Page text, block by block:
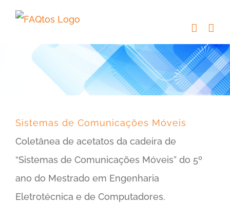
Skip
Sistemas de Comunicações Móveis
Coletânea de acetatos da cadeira de
“Sistemas de Comunicações Móveis” do 5º
ano do Mestrado em Engenharia
Eletrotécnica e de Computadores.